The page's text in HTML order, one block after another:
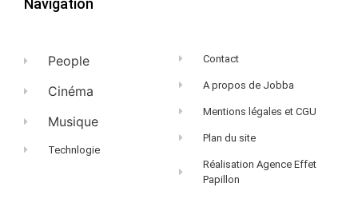
Navigation
People
Cinéma
Musique
Technlogie
Contact
A propos de Jobba
Mentions légales et CGU
Plan du site
Réalisation Agence Effet
Papillon